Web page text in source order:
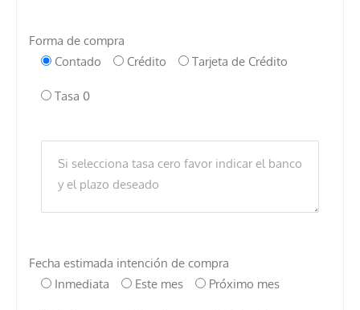
Forma de compra
Contado
Crédito Tarjeta de Crédito
Tasa 0
Fecha estimada intención de compra
Inmediata
Este mes Próximo mes